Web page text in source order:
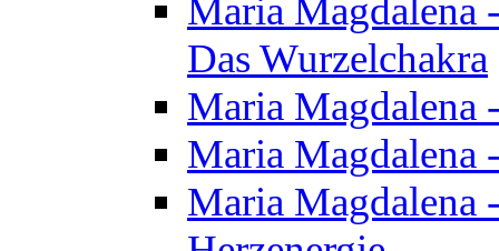
Maria Magdalena
Das Wurzelchakra
Maria Magdalena
Maria Magdalena
Maria Magdalena